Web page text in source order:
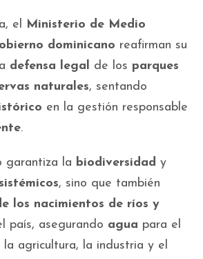
el Ministerio de Medio
dominicano reafirman su
defensa legal de los parques
naturales, sentando
en la gestión responsable
.
garantiza la biodiversidad y
, sino que también
los nacimientos de ríos y
país, asegurando agua para el
la agricultura, la industria y el